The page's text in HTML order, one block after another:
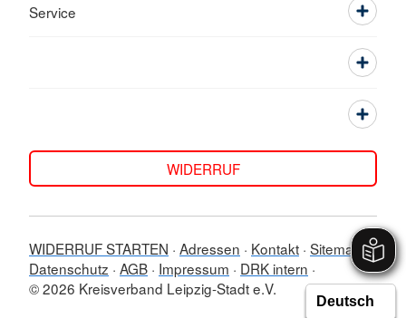
Service
WIDERRUF
WIDERRUF STARTEN Adressen Kontakt Sitemap
Datenschutz AGB Impressum
DRK intern
© 2026 Kreisverband Leipzig-Stadt e.V.